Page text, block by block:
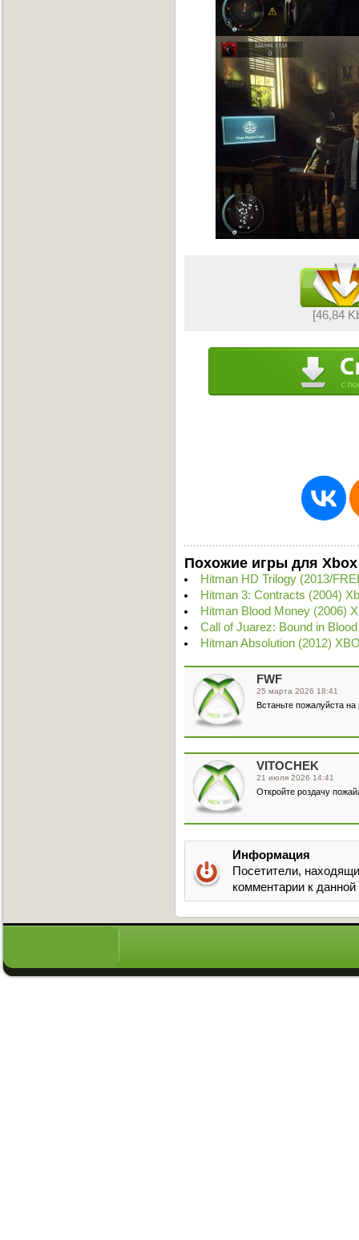
[46,84
Похожие игры для Xbox
Hitman HD Trilogy (2013/
Hitman 3: Contracts (2004)
Hitman Blood Money (2006)
Call of Juarez: Bound in
Hitman Absolution (2012)
FWF
25 марта 2026 18:41
Встаньте пожалуйста на
VITOCHEK
21 июля 2026 14:41
Откройте роздачу
Информация
Посетители,
комментарии к